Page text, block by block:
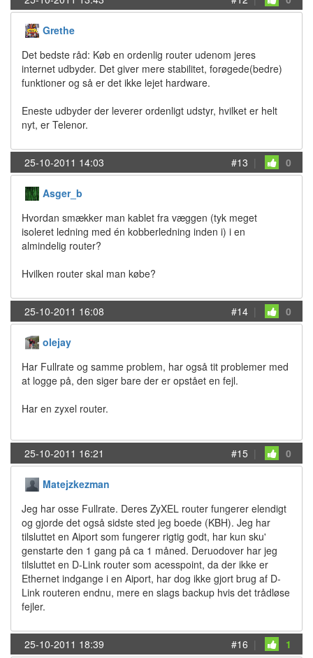
Grethe
Det bedste råd: Køb en ordenlig router udenom jeres
internet udbyder. Det giver mere stabilitet, forøgede(bedre)
funktioner og så er det ikke lejet hardware.
Eneste udbyder der leverer ordenligt udstyr, hvilket er helt
nyt, er Telenor.
25-10-2011 14:03 #13 | 0
Asger_b
Hvordan smækker man kablet fra væggen (tyk meget
isoleret ledning med én kobberledning inden i) i en
almindelig router?
Hvilken router skal man købe?
25-10-2011 16:08 #14 | 0
olejay
Har Fullrate og samme problem, har også tit problemer med
at logge på, den siger bare der er opstået en fejl.
Har en zyxel router.
25-10-2011 16:21 #15 | 0
Matejzkezman
Jeg har osse Fullrate. Deres ZyXEL router fungerer elendigt
og gjorde det også sidste sted jeg boede (KBH). Jeg har
tilsluttet en Aiport som fungerer rigtig godt, har kun sku'
genstarte den 1 gang på ca 1 måned. Deruodover har jeg
tilsluttet en D-Link router som acesspoint, da der ikke er
Ethernet indgange i en Aiport, har dog ikke gjort brug af D-
Link routeren endnu, mere en slags backup hvis det trådløse
fejler.
25-10-2011 18:39 #16 | 1